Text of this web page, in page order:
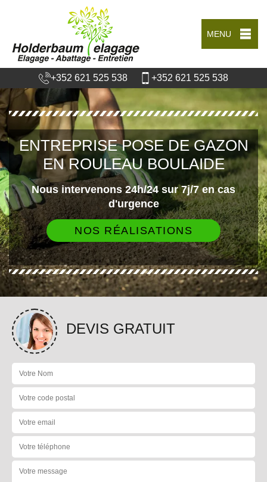
MENU
+352 621 525 538 +352 621 525 538
ENTREPRISE POSE DE GAZON
EN ROULEAU BOULAIDE
Nous intervenons 24h/24 sur 7j/7 en cas
d'urgence
NOS RÉALISATIONS
DEVIS GRATUIT